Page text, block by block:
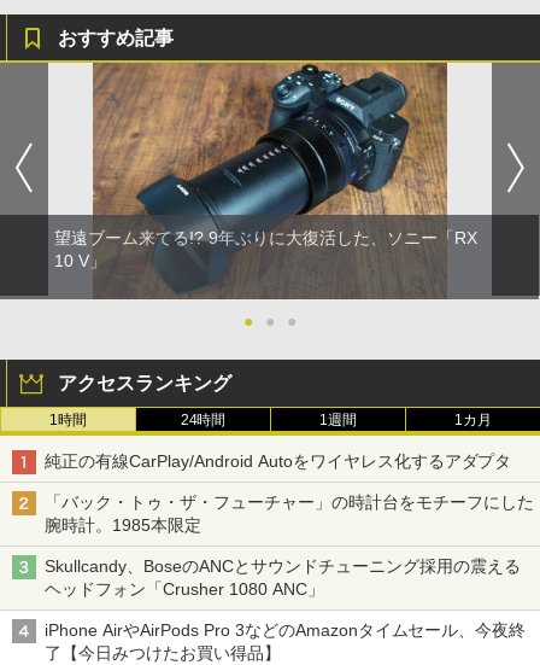
おすすめ記事
望遠ブーム来てる!? 9年ぶりに大復活した、ソニー「RX
10 V」
● ● ●
アクセスランキング
1時間 24時間 1週間 1カ月
純正の有線CarPlay/Android Autoをワイヤレス化するアダプタ
「バック・トゥ・ザ・フューチャー」の時計台をモチーフにした
腕時計。1985本限定
Skullcandy、BoseのANCとサウンドチューニング採用の震える
ヘッドフォン「Crusher 1080 ANC」
iPhone AirやAirPods Pro 3などのAmazonタイムセール、今夜終
了【今日みつけたお買い得品】